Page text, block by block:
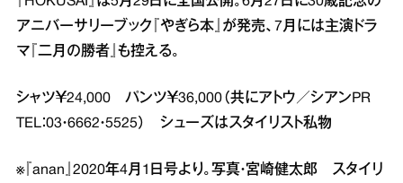
アニバーサリーブック『やぎら本』が発売、7月には主演ドラ
マ『二月の勝者』も控える。
シャツ￥24,000 パンツ￥36,000（共にアトウ／シアンPR
TEL：03・6662・5525） シューズはスタイリスト私物
※『anan』2020年4月1日号より。写真・宮崎健太郎 スタイリ